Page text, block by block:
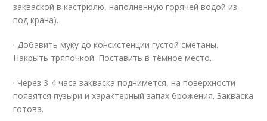
закваской в кастрюлю, наполненную горячей водой из-
под крана).
· Добавить муку до консистенции густой сметаны.
Накрыть тряпочкой. Поставить в тёмное место.
· Через 3-4 часа закваска поднимется, на поверхности
появятся пузыри и характерный запах брожения. Закваска
готова.